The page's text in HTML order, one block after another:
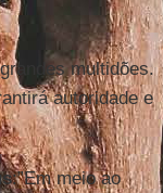
multidões.
autoridade e
:”Em meio ao